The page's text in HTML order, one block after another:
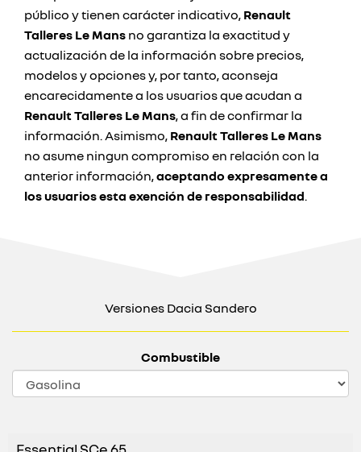
público y tienen carácter indicativo, Renault
Talleres Le Mans no garantiza la exactitud y
actualización de la información sobre precios,
modelos y opciones y, por tanto, aconseja
encarecidamente a los usuarios que acudan a
Renault Talleres Le Mans, a fin de confirmar la
información. Asimismo, Renault Talleres Le Mans
no asume ningun compromiso en relación con la
anterior información,aceptando expresamente a
los usuarios esta exención de responsabilidad.
Versiones Dacia Sandero
Combustible